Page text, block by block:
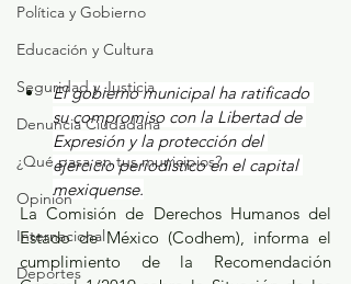
Política y Gobierno
Educación y Cultura
Seguridad y Justicia
Denuncia Ciudadana
¿Qué pasa en tus municipios?
Opinión
Internacional
Deportes
El gobierno municipal ha ratificado
su compromiso con la Libertad de
Expresión y la protección del
ejercicio periodístico en el capital
mexiquense.
La Comisión de Derechos Humanos del
Estado de México (Codhem), informa el
cumplimiento de la Recomendación